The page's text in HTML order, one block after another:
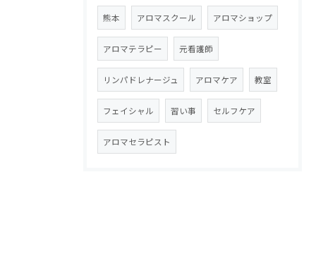
熊本 アロマスクール アロマショップ
アロマテラピー 元看護師
リンパドレナージュ アロマケア 教室
フェイシャル 習い事 セルフケア
アロマセラピスト